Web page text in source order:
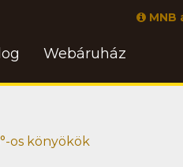
MNB
Webáruház
os könyökök